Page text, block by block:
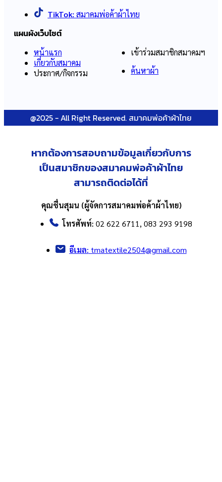
TikTok: สมาคมพ่อค้าผ้าไทย
แผนผังเว็บไซต์
หน้าแรก
เกี่ยวกับสมาคม
ประกาศ/กิจกรรม
เข้าร่วมสมาชิกสมาคมฯ
ค้นหาผ้า
@2025 - All Right Reserved. สมาคมพ่อค้าผ้าไทย
หากต้องการสอบถามข้อมูลเกี่ยวกับการ
เป็นสมาชิกของสมาคมพ่อค้าผ้าไทย
สามารถติดต่อได้ที่
คุณชื่นสุมน (ผู้จัดการสมาคมพ่อค้าผ้าไทย)
โทรศัพท์: 02 622 6711, 083 293 9198
อีเมล: tmatextile2504@gmail.com